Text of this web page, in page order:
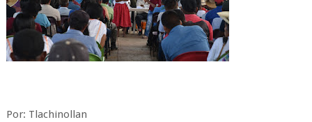
Por: Tlachinollan